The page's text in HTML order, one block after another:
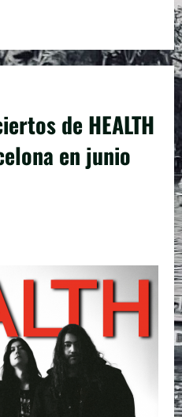
de HEALTH
en junio